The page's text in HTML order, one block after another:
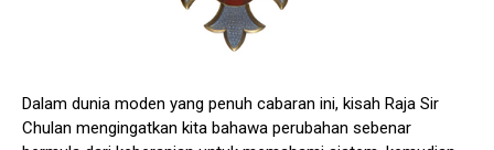
Dalam dunia moden yang penuh cabaran ini, kisah Raja Sir
Chulan mengingatkan kita bahawa perubahan sebenar